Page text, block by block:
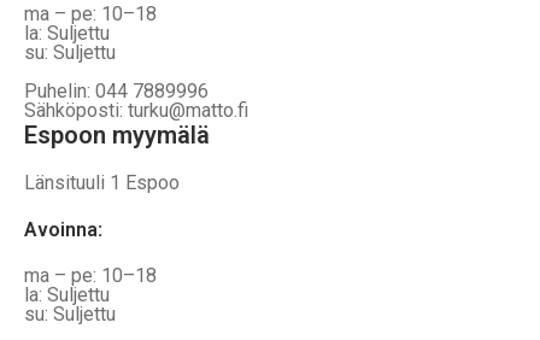
ma – pe: 10–18
la: Suljettu
su: Suljettu
Puhelin: 044 7889996
Sähköposti: turku@matto.fi
Espoon myymälä
Länsituuli 1 Espoo
Avoinna:
ma – pe: 10–18
la: Suljettu
su: Suljettu